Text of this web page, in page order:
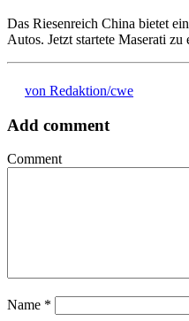
Das Riesenreich China bietet
Autos. Jetzt startete Maserati
von Redaktion/cwe
Add comment
Comment
Name *